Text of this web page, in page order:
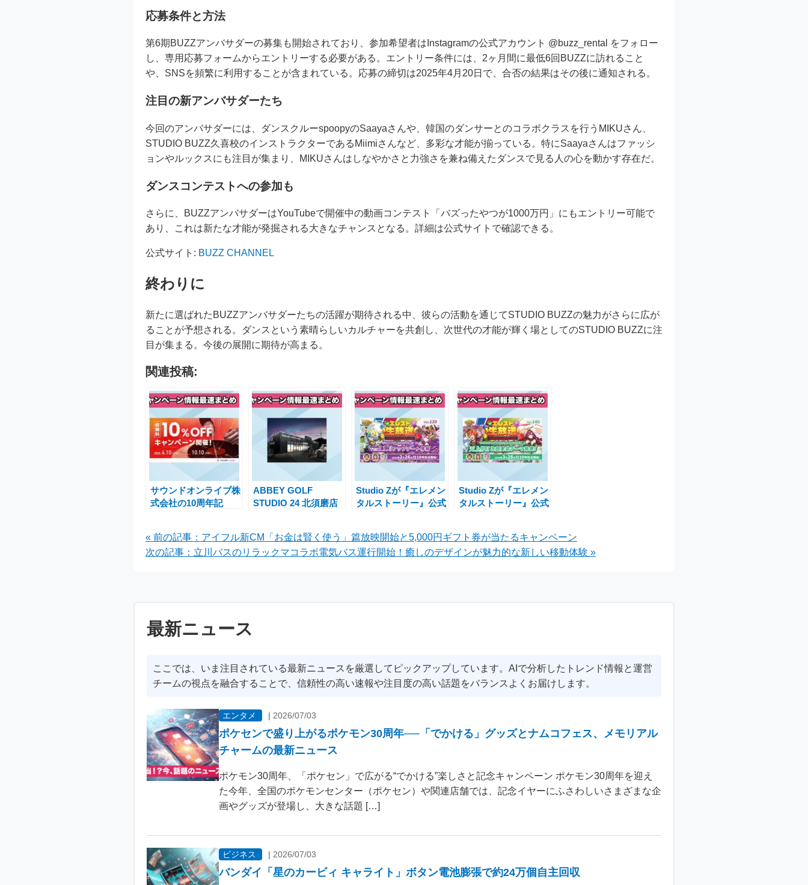
応募条件と方法
第6期BUZZアンバサダーの募集も開始されており、参加希望者はInstagramの公式アカウント @buzz_rental をフォロー
し、専用応募フォームからエントリーする必要がある。エントリー条件には、2ヶ月間に最低6回BUZZに訪れること
や、SNSを頻繁に利用することが含まれている。応募の締切は2025年4月20日で、合否の結果はその後に通知される。
注目の新アンバサダーたち
今回のアンバサダーには、ダンスクルーspoopyのSaayaさんや、韓国のダンサーとのコラボクラスを行うMIKUさん、
STUDIO BUZZ久喜校のインストラクターであるMiimiさんなど、多彩な才能が揃っている。特にSaayaさんはファッシ
ョンやルックスにも注目が集まり、MIKUさんはしなやかさと力強さを兼ね備えたダンスで見る人の心を動かす存在だ。
ダンスコンテストへの参加も
さらに、BUZZアンバサダーはYouTubeで開催中の動画コンテスト「バズったやつが1000万円」にもエントリー可能で
あり、これは新たな才能が発掘される大きなチャンスとなる。詳細は公式サイトで確認できる。
公式サイト: BUZZ CHANNEL
終わりに
新たに選ばれたBUZZアンバサダーたちの活躍が期待される中、彼らの活動を通じてSTUDIO BUZZの魅力がさらに広が
ることが予想される。ダンスという素晴らしいカルチャーを共創し、次世代の才能が輝く場としてのSTUDIO BUZZに注
目が集まる。今後の展開に期待が高まる。
関連投稿:
サウンドオンライブ株
式会社の10周年記
10%OFFキャンペーン
実施中
ABBEY GOLF
STUDIO 24 北須磨店
典満載のキャンペーン
実施中
Studio Zが『エレメン
タルストーリー』公式
ン情報満載
Studio Zが『エレメン
タルストーリー』公式
ンペーン情報も発表
« 前の記事：アイフル新CM「お金は賢く使う」篇放映開始と5,000円ギフト券が当たるキャンペーン
次の記事：立川バスのリラックマコラボ電気バス運行開始！癒しのデザインが魅力的な新しい移動体験 »
最新ニュース
ここでは、いま注目されている最新ニュースを厳選してピックアップしています。AIで分析したトレンド情報と運営
チームの視点を融合することで、信頼性の高い速報や注目度の高い話題をバランスよくお届けします。
エンタメ | 2026/07/03
ポケセンで盛り上がるポケモン30周年──「でかける」グッズとナムコフェス、メモリアル
チャームの最新ニュース
ポケモン30周年、「ポケセン」で広がる“でかける”楽しさと記念キャンペーン ポケモン30周年を迎え
た今年、全国のポケモンセンター（ポケセン）や関連店舗では、記念イヤーにふさわしいさまざまな企
画やグッズが登場し、大きな話題 […]
ビジネス | 2026/07/03
バンダイ「星のカービィ キャライト」ボタン電池膨張で約24万個自主回収